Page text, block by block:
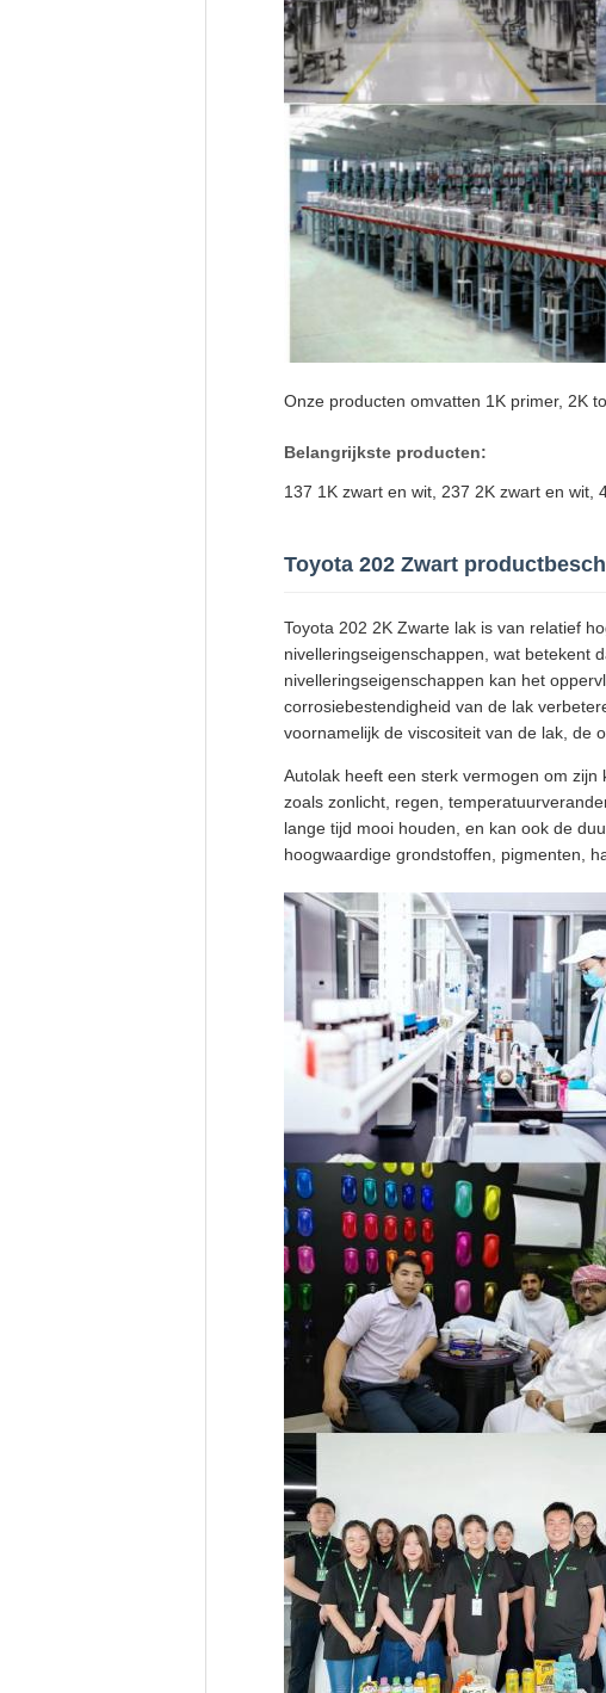
Onze producten omvatten 1K primer, 2K
Belangrijkste producten:
137 1K zwart en wit, 237 2K zwart en wit,
Toyota 202 Zwart
Toyota 202 2K Zwarte lak is van relatief
nivelleringseigenschappen, wat betekent
nivelleringseigenschappen kan het
corrosiebestendigheid van de lak
voornamelijk de viscositeit van de lak, de
Autolak heeft een sterk vermogen om
zoals zonlicht, regen,
lange tijd mooi houden, en kan ook de
hoogwaardige grondstoffen, pigmenten,